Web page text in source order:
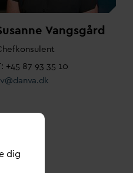
Vangsgård
+45 87 93 35 10
danva.dk
dig